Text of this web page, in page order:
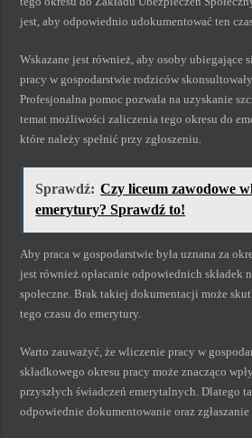
jest, aby odpowiednio udokumentować ten
Wskazane jest również, aby osoby ubiegające
pracy w gospodarstwie rodziców
Profesjonalna pomoc pozwala na uzyskanie
temat możliwości zaliczenia tego okresu do
które należy spełnić przy zgłoszeniu.
Sprawdź: Czy liceum zawodowe
emerytury? Sprawdź to!
Aby praca w gospodarstwie była uznana za
jest również opłacanie odpowiednich składek
społeczne. Brak takiej dokumentacji może
tego czasu do emerytury.
Warto zauważyć, że wliczenie pracy w
składkowego okresu pracy może znacząco
przyszłych świadczeń emerytalnych. Dlatego
odpowiednie dokumentowanie oraz